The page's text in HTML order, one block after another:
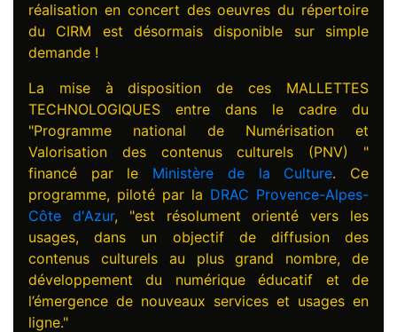
réalisation en concert des oeuvres du répertoire
du CIRM est désormais disponible sur simple
demande !
La mise à disposition de ces MALLETTES
TECHNOLOGIQUES entre dans le cadre du
"Programme national de Numérisation et
Valorisation des contenus culturels (PNV) "
financé par le Ministère de la Culture. Ce
programme, piloté par la DRAC Provence-Alpes-
Côte d'Azur, "est résolument orienté vers les
usages, dans un objectif de diffusion des
contenus culturels au plus grand nombre, de
développement du numérique éducatif et de
l’émergence de nouveaux services et usages en
ligne."